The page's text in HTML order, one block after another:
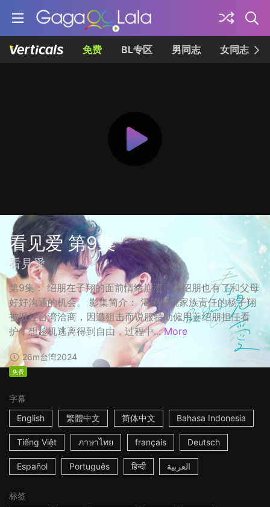
免费 BL专区 男同志 女同志
看见爱 第9集
看見愛
第9集： 绍朋在子翔的面前情绪崩溃，而绍朋也有了和父母
好好沟通的机会。 影集简介： 渴望摆脱家族责任的杨子翔
被派往台湾洽商，因遭狙击而说服特助僱用姜绍朋担任看
护，想趁机逃离得到自由，过程中... More
26m台湾2024
免费
字幕
English
繁體中文 简体中文 Bahasa Indonesia
Tiếng Việt ภาษาไทย français Deutsch
Español Português हिन्दी العربية
标签